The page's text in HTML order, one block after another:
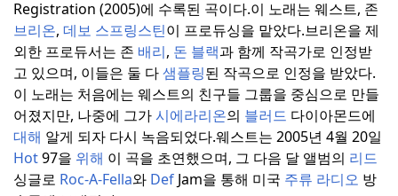
Registration (2005)에 수록된 곡이다.이 노래는 웨스트, 존
브리온, 데보 스프링스틴이 프로듀싱을 맡았다.브리온을 제
외한 프로듀서는 존 배리, 돈 블랙과 함께 작곡가로 인정받
고 있으며, 이들은 둘 다샘플링된 작곡으로 인정을 받았다.
이 노래는 처음에는 웨스트의 친구들 그룹을 중심으로 만들
어졌지만, 나중에 그가시에라리온의 블러드 다이아몬드에
대해 알게 되자 다시 녹음되었다.웨스트는 2005년 4월 20일
Hot97을 위해 이 곡을 초연했으며, 그 다음 달 앨범의 리드
싱글로 Roc-A-Fella와 Def Jam을 통해 미국 주류 라디오 방